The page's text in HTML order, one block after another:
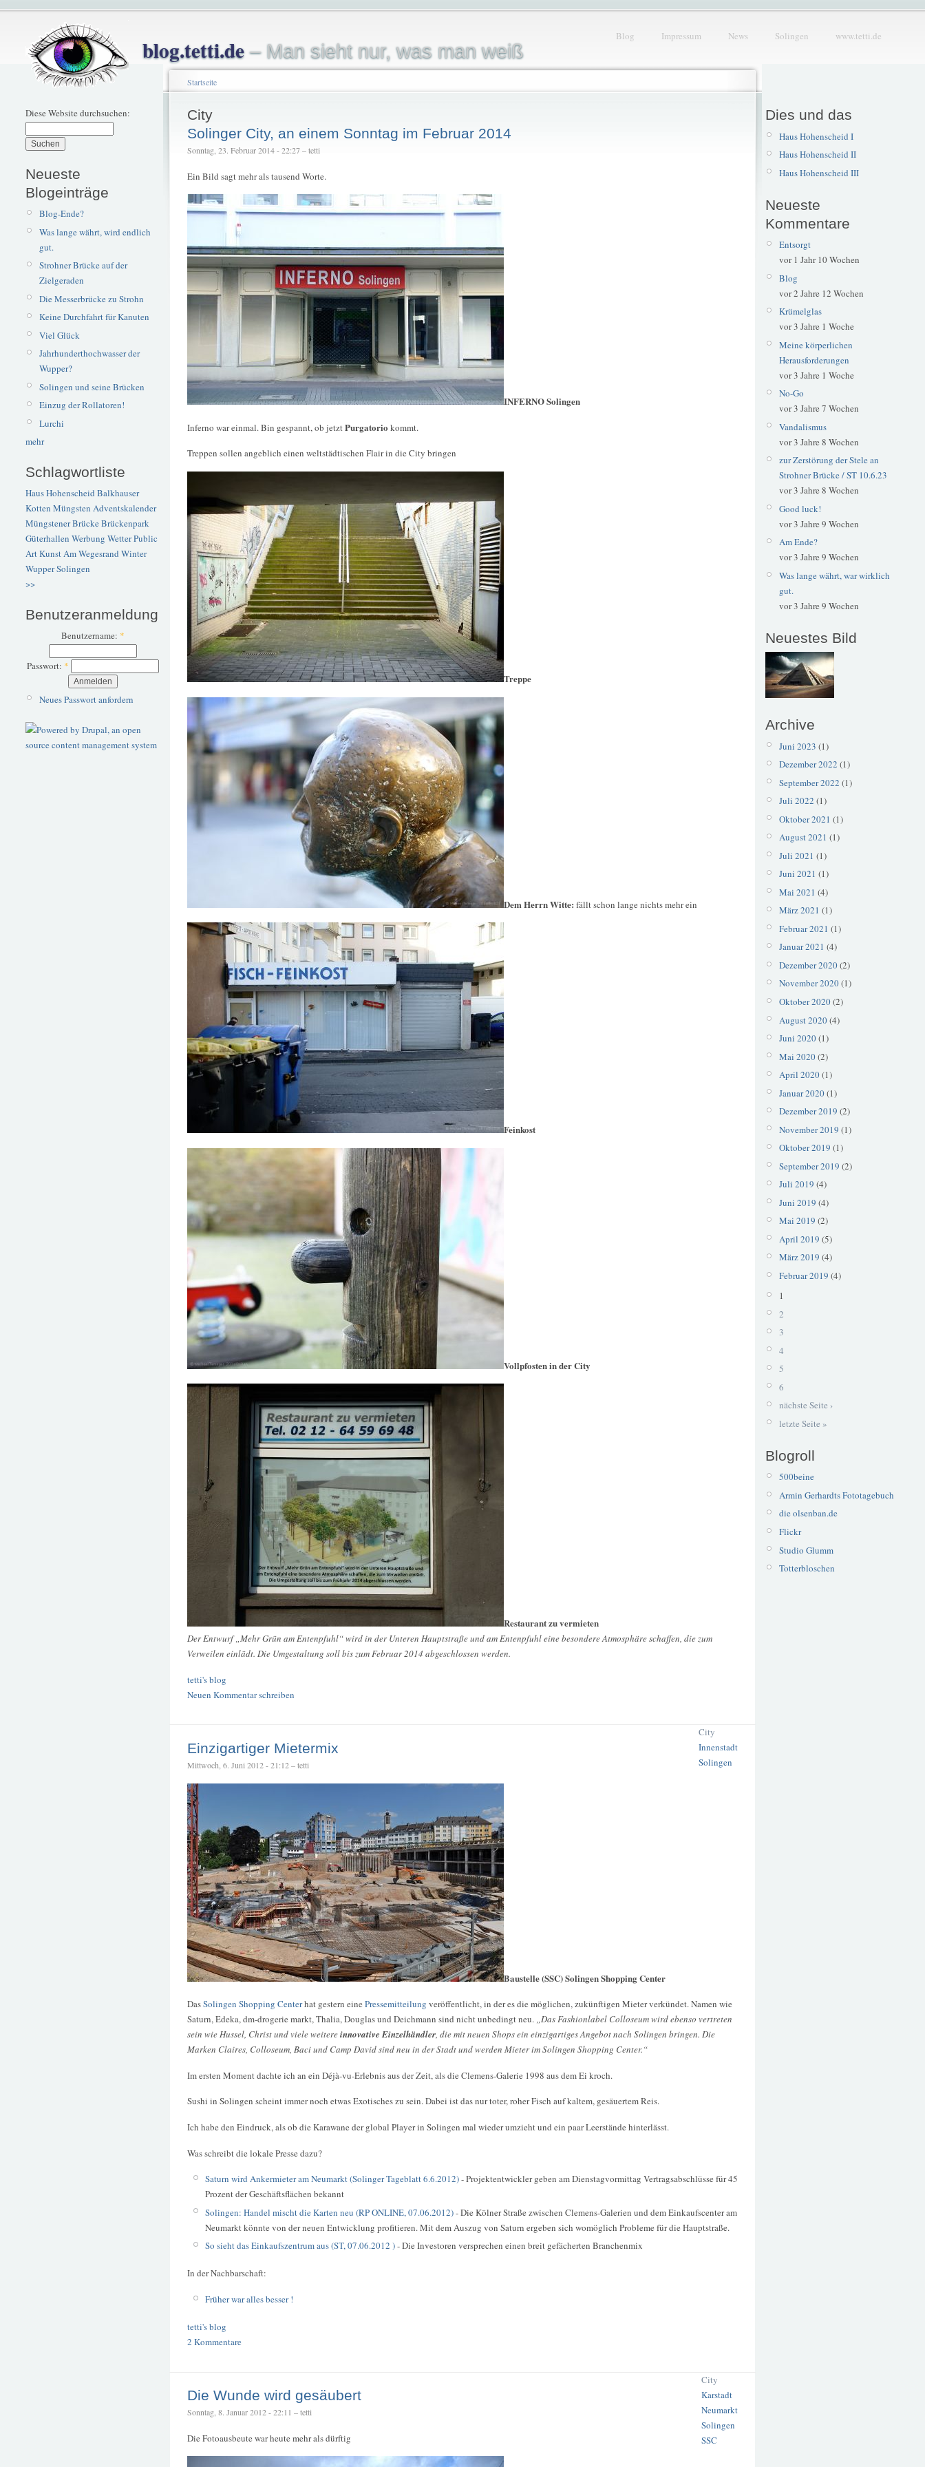
blog.tetti.de– Man sieht nur, was man weiß
Blog Impressum News Solingen www.tetti.de
Diese Website durchsuchen:
Neueste
Blogeinträge
Blog-Ende?
Was lange währt, wird endlich
gut.
Strohner Brücke auf der
Zielgeraden
Die Messerbrücke zu Strohn
Keine Durchfahrt für Kanuten
Viel Glück
Jahrhunderthochwasser der
Wupper?
Solingen und seine Brücken
Einzug der Rollatoren!
Lurchi
mehr
Schlagwortliste
Haus Hohenscheid Balkhauser
Kotten Müngsten Adventskalender
Müngstener BrückeBrückenpark
Güterhallen Werbung WetterPublic
ArtKunstAm Wegesrand Winter
WupperSolingen
>>
Benutzeranmeldung
Benutzername: *
Passwort: *
Neues Passwort anfordern
Startseite
City
Solinger City, an einem Sonntag im Februar 2014
Sonntag, 23. Februar 2014 - 22:27 – tetti
Ein Bild sagt mehr als tausend Worte.
INFERNO Solingen
Inferno war einmal. Bin gespannt, ob jetztPurgatorio kommt.
Treppen sollen angeblich einen weltstädtischen Flair in die City bringen
Treppe
Dem Herrn Witte: fällt schon lange nichts mehr ein
Feinkost
Vollpfosten in der City
Restaurant zu vermieten
Der Entwurf „Mehr Grün am Entenpfuhl“ wird in der Unteren Hauptstraße und am Entenpfuhl eine besondere Atmosphäre schaffen, die zum
Verweilen einlädt. Die Umgestaltung soll bis zum Februar 2014 abgeschlossen werden.
tetti's blog
Neuen Kommentar schreiben
City
Innenstadt
Solingen
Einzigartiger Mietermix
Mittwoch, 6. Juni 2012 - 21:12 – tetti
Baustelle (SSC) Solingen Shopping Center
DasSolingen Shopping Centerhat gestern eine Pressemitteilung veröffentlicht, in der es die möglichen, zukünftigen Mieter verkündet. Namen wie
Saturn, Edeka, dm-drogerie markt, Thalia, Douglas und Deichmann sind nicht unbedingt neu. „Das Fashionlabel Colloseum wird ebenso vertreten
sein wie Hussel, Christ und viele weitereinnovative Einzelhändler, die mit neuen Shops ein einzigartiges Angebot nach Solingen bringen. Die
Marken Claires, Colloseum, Baci und Camp David sind neu in der Stadt und werden Mieter im Solingen Shopping Center.“
Im ersten Moment dachte ich an ein Déjà-vu-Erlebnis aus der Zeit, als die Clemens-Galerie 1998 aus dem Ei kroch.
Sushi in Solingen scheint immer noch etwas Exotisches zu sein. Dabei ist das nur toter, roher Fisch auf kaltem, gesäuertem Reis.
Ich habe den Eindruck, als ob die Karawane der global Player in Solingen mal wieder umzieht und ein paar Leerstände hinterlässt.
Was schreibt die lokale Presse dazu?
Saturn wird Ankermieter am Neumarkt (Solinger Tageblatt 6.6.2012)- Projektentwickler geben am Dienstagvormittag Vertragsabschlüsse für 45
Prozent der Geschäftsflächen bekannt
Solingen: Handel mischt die Karten neu (RP ONLINE, 07.06.2012)- Die Kölner Straße zwischen Clemens-Galerien und dem Einkaufscenter am
Neumarkt könnte von der neuen Entwicklung profitieren. Mit dem Auszug von Saturn ergeben sich womöglich Probleme für die Hauptstraße.
So sieht das Einkaufszentrum aus (ST, 07.06.2012 )- Die Investoren versprechen einen breit gefächerten Branchenmix
In der Nachbarschaft:
Früher war alles besser !
tetti's blog
2 Kommentare
City
Karstadt
Neumarkt
Solingen
SSC
Die Wunde wird gesäubert
Sonntag, 8. Januar 2012 - 22:11 – tetti
Die Fotoausbeute war heute mehr als dürftig
Dies und das
Haus Hohenscheid I
Haus Hohenscheid II
Haus Hohenscheid III
Neueste
Kommentare
Entsorgt
vor 1 Jahr 10 Wochen
Blog
vor 2 Jahre 12 Wochen
Krümelglas
vor 3 Jahre 1 Woche
Meine körperlichen
Herausforderungen
vor 3 Jahre 1 Woche
No-Go
vor 3 Jahre 7 Wochen
Vandalismus
vor 3 Jahre 8 Wochen
zur Zerstörung der Stele an
Strohner Brücke / ST 10.6.23
vor 3 Jahre 8 Wochen
Good luck!
vor 3 Jahre 9 Wochen
Am Ende?
vor 3 Jahre 9 Wochen
Was lange währt, war wirklich
gut.
vor 3 Jahre 9 Wochen
Neuestes Bild
Archive
Juni 2023 (1)
Dezember 2022 (1)
September 2022 (1)
Juli 2022 (1)
Oktober 2021 (1)
August 2021 (1)
Juli 2021 (1)
Juni 2021 (1)
Mai 2021 (4)
März 2021 (1)
Februar 2021 (1)
Januar 2021 (4)
Dezember 2020(2)
November 2020(1)
Oktober 2020(2)
August 2020(4)
Juni 2020(1)
Mai 2020(2)
April 2020(1)
Januar 2020(1)
Dezember 2019 (2)
November 2019 (1)
Oktober 2019 (1)
September 2019 (2)
Juli 2019 (4)
Juni 2019 (4)
Mai 2019 (2)
April 2019 (5)
März 2019 (4)
Februar 2019 (4)
1
2
3
4
5
6
nächste Seite ›
letzte Seite »
Blogroll
500beine
Armin Gerhardts Fototagebuch
die olsenban.de
Flickr
Studio Glumm
Totterbloschen